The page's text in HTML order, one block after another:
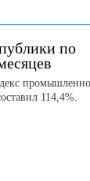
по
114,4%.